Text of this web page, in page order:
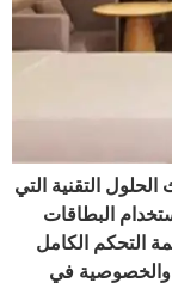
التقنية التي
البطاقات
التحكم الكامل
والخصوصية في